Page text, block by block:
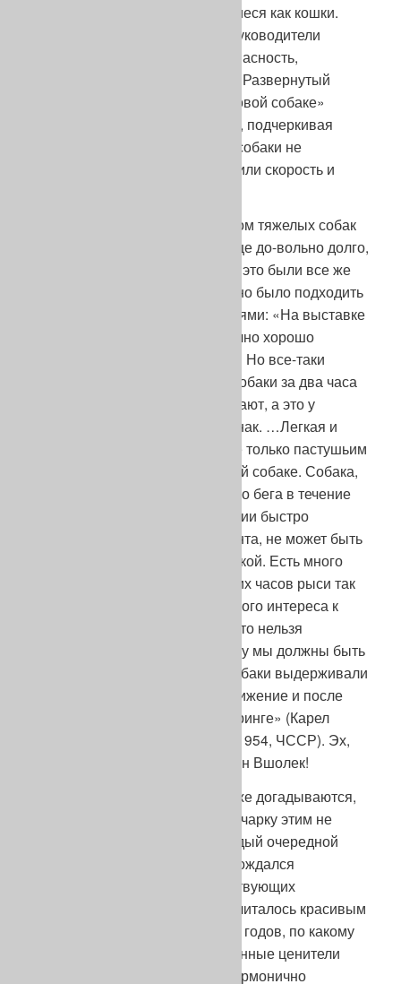
грудной клеткой, передвигающиеся как кошки.
Выглядели они эффектно, но руководители
разведения вовремя поняли опасность,
кроющуюся в этом отклонении. Развернутый
лозунг «возвращения к образцовой собаке»
ликвидировал тенденции моды, подчеркивая
факт, что слишком массивные собаки не
способны к легкому бегу, утратили скорость и
Хотя тип приземистых и слишком тяжелых собак
превалировал в разведении еще до-вольно долго,
вызывая подобные нарекания, это были все же
овчарки, к оценке которых можно было подходить
с такими, например, требованиями: «На выставке
у нас нет возможности достаточно хорошо
оценить выносливость овчарки. Но все-таки
можем видеть, что некоторые собаки за два часа
движения рысью на солнце устают, а это у
немецкой овчарки плохой признак. …Легкая и
свободная рысь …требуется не только пастушьим
собакам, но и каждой служебной собаке. Собака,
которая не выдерживает легкого бега в течение
всего дня, а после не в состоянии быстро
задержать убегающего фигуранта, не может быть
действительно служебной собакой. Есть много
собак, которые после нескольких часов рыси так
устают, что не проявляют никакого интереса к
дальнейшей работе. Конечно, это нельзя
проверить на выставке и потому мы должны быть
очень требовательны, чтобы собаки выдерживали
такое короткое двухчасовое движение и после
были свежими в выставочном ринге» (Карел
Вшолек, «Немецкая овчарка», 1954, ЧССР). Эх,
сейчас бы мне ваши заботы, пан Вшолек!
Думаю, уважаемые читатели уже догадываются,
что атаки моды на немецкую овчарку этим не
прекратились? Да-да, увы, каждый очередной
виток развития породы сопровождался
очередным «взбрыком» эстетствующих
разведенцев. Что, например, считалось красивым
и «модным» на рубеже 60–70-х годов, по какому
поводу тогда били тревогу истинные ценители
породы? Модной оказалась «гармонично